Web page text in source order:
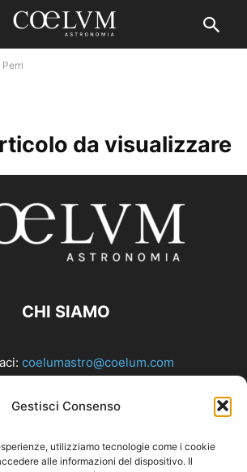
Gestisci Consenso
utilizziamo tecnologie come i cookie
alle informazioni del dispositivo. Il
da visualizzare
CHI SIAMO
coelumastro@coelum.com
SEGUICI